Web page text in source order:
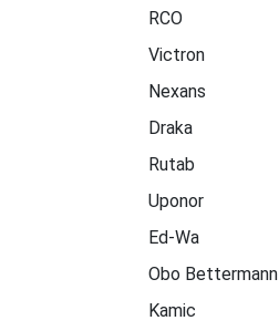
RCO
Victron
Nexans
Draka
Rutab
Uponor
Ed-Wa
Obo Bettermann
Kamic